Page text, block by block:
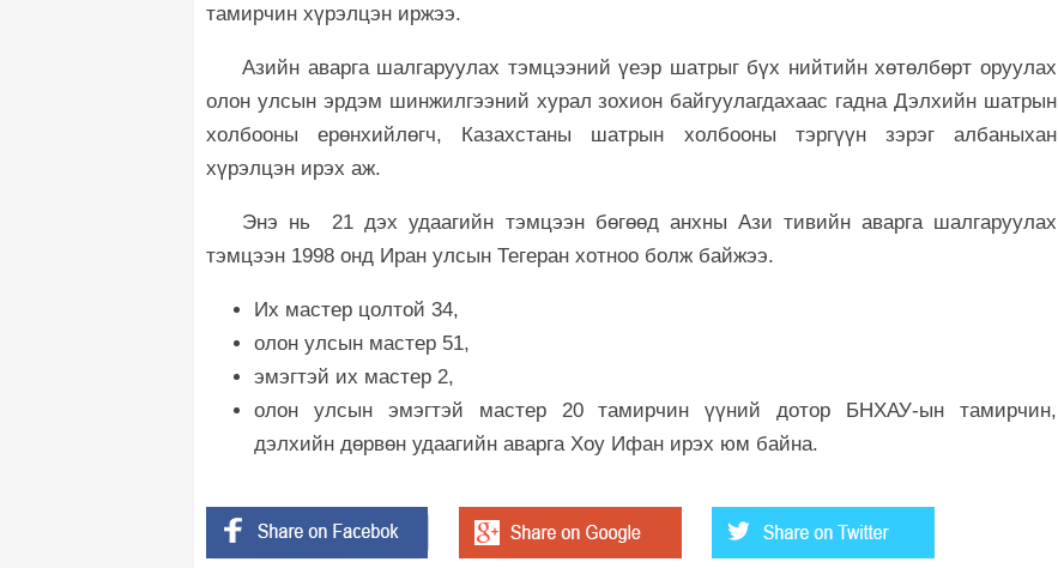
тамирчин хүрэлцэн иржээ.
Азийн аварга шалгаруулах тэмцээний үеэр шатрыг бүх нийтийн хөтөлбөрт оруулах
олон улсын эрдэм шинжилгээний хурал зохион байгуулагдахаас гадна Дэлхийн шатрын
холбооны ерөнхийлөгч, Казахстаны шатрын холбооны тэргүүн зэрэг албаныхан
хүрэлцэн ирэх аж.
Энэ нь 21 дэх удаагийн тэмцээн бөгөөд анхны Ази тивийн аварга шалгаруулах
тэмцээн 1998 онд Иран улсын Тегеран хотноо болж байжээ.
Их мастер цолтой 34,
олон улсын мастер 51,
эмэгтэй их мастер 2,
олон улсын эмэгтэй мастер 20 тамирчин үүний дотор БНХАУ-ын тамирчин,
дэлхийн дөрвөн удаагийн аварга Хоу Ифан ирэх юм байна.